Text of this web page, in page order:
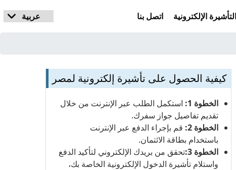
الإلكترونية اتصل بنا
كيفية الحصول على تأشيرة إلكترونية لمصر
الخطوة 1:
استكمل الطلب عبر الإنترنت من خلال
تقديم تفاصيل جواز سفرك.
الخطوة 2:
قم بإجراء الدفع عبر الإنترنت
باستخدام بطاقة الائتمان.
الخطوة 3:
تحقق من بريدك الإلكتروني لتأكيد الدفع
واستلام تأشيرة الدخول الإلكترونية الخاصة بك،